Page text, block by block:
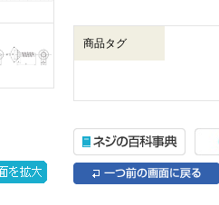
商品タグ